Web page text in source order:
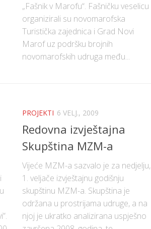
„Fašnik v Marofu“. Fašničku veselicu
organizirali su novomarofska
Turistička zajednica i Grad Novi
Marof uz podršku brojnih
novomarofskih udruga među...
PROJEKTI 6 VELJ., 2009
Redovna izvještajna
Skupština MZM-a
Vijeće MZM-a sazvalo je za nedjelju,
1. veljače izvještajnu godišnju
skupštinu MZM-a. Skupština je
održana u prostrijama udruge, a na
njoj je ukratko analizirana uspješno